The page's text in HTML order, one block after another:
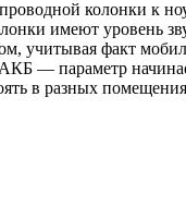
колонки к
имеют уровень
факт
— параметр
в разных